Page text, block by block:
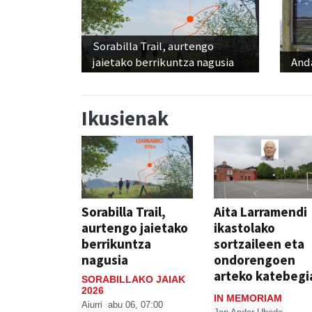
Sorabilla Trail, aurtengo
jaietako berrikuntza nagusia
Ikusienak
Sorabilla Trail,
aurtengo jaietako
berrikuntza
nagusia
SORABILLAKO JAIAK
2026
Aiurri abu 06, 07:00
Aita Larramendi
ikastolako
sortzaileen eta
ondorengoen
arteko
IN MEMORIAM